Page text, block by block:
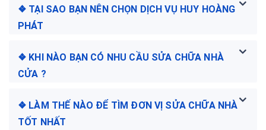
❖ TẠI SAO BẠN NÊN CHỌN DỊCH VỤ HUY HOÀNG
PHÁT
❖ KHI NÀO BẠN CÓ NHU CẦU SỬA CHỮA NHÀ
CỬA ?
❖ LÀM THẾ NÀO ĐỂ TÌM ĐƠN VỊ SỬA CHỮA NHÀ
TỐT NHẤT